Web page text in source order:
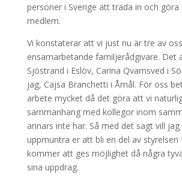
personer i Sverige att träda in och göra
medlem.
Vi konstaterar att vi just nu är tre av oss
ensamarbetande familjerådgivare. Det
Sjöstrand i Eslöv, Carina Qvarnsved i
jag, Cajsa Branchetti i Åmål. För oss
arbete mycket då det göra att vi
sammanhang med kollegor inom
annars inte har. Så med det sagt vill jag
uppmuntra er att bli en del av styrelsen
kommer att ges möjlighet då några
sina uppdrag.